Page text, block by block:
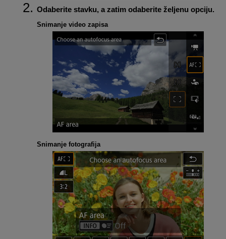
Odaberite stavku, a zatim odaberite željenu opciju.
Snimanje video zapisa
Snimanje fotografija